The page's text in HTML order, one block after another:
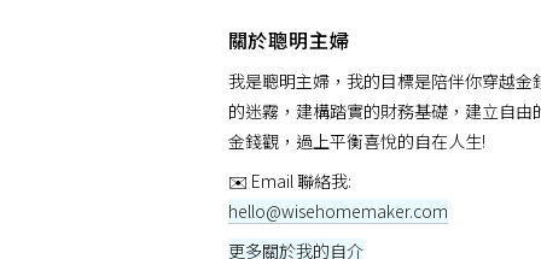
關於聰明主婦
我是聰明主婦，我的目標是陪伴你穿越金
的迷霧，建構踏實的財務基礎，建立自由
金錢觀，過上平衡喜悅的自在人生!
✉️ Email 聯絡我:
hello@wisehomemaker.com
更多關於我的自介